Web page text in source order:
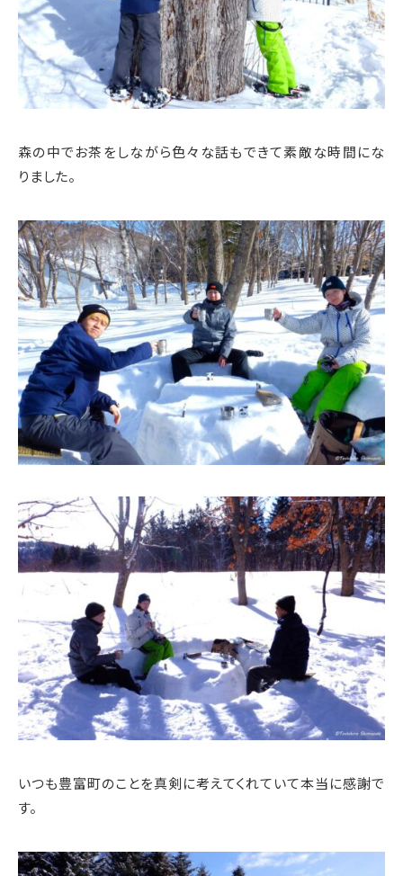
森の中でお茶をしながら色々な話もできて素敵な時間にな
りました。
いつも豊富町のことを真剣に考えてくれていて本当に感謝で
す。